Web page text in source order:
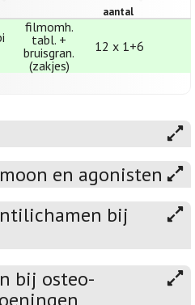
aantal
filmomh.
tabl. +
bruisgran.
(zakjes)
12 x 1+6
en agonisten
bij
bij osteo-